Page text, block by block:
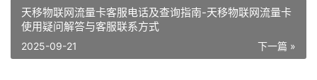
天移物联网流量卡客服电话及查询指南-天移物联网流量卡
使用疑问解答与客服联系方式
下一篇 »
2025-09-21